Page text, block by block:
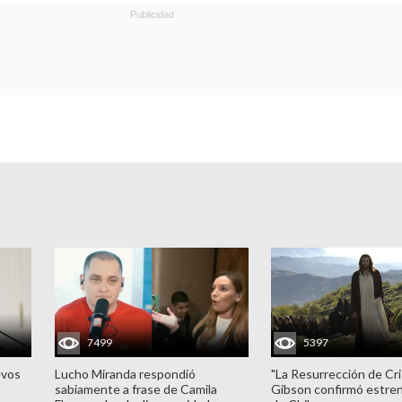
7499
Lucho Miranda respondió
sabiamente a frase de Camila
5397
"La Resurrección de
Gibson confirmó